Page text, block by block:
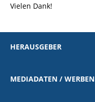
Vielen Dank!
HERAUSGEBER
MEDIADATEN / WERBEN